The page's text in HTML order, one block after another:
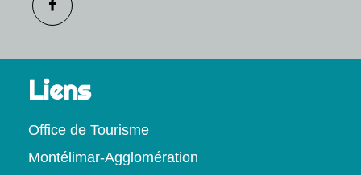
Liens
Office de Tourisme
Montélimar-Agglomération